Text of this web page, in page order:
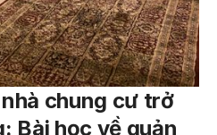
chung cư trở
Bài học về quản